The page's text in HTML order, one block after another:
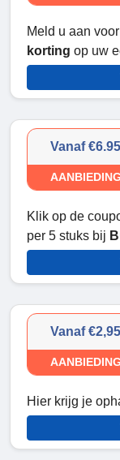
Meld u aan
korting op uw
Vanaf €6.95
AANBIEDING
Klik op de
per 5 stuks bij
Vanaf €2,95
AANBIEDING
Hier krijg je